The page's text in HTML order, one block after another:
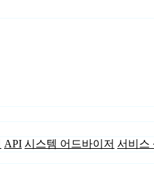
API 시스템 어드바이저 서비스